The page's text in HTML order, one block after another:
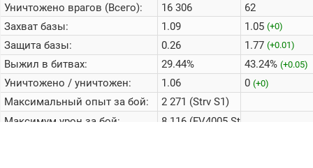
Уничтожено врагов (Всего):
Захват базы:
Защита базы:
Выжил в битвах:
Уничтожено / уничтожен:
Максимальный опыт за бой:
Максимум урон за бой:
16 306
1.09
0.26
29.44%
1.06
2 271 (Strv S1)
8 116 (FV4005 Stage II)
62
1.05 (+0)
1.77 (+0.01)
43.24% (+0.05)
0 (+0)